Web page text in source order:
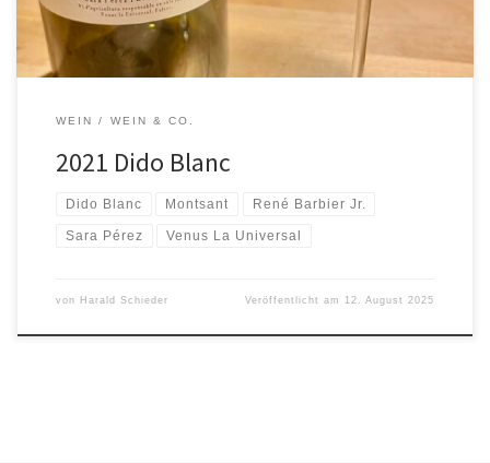
WEIN WEIN & CO.
2021 Dido Blanc
Dido Blanc Montsant René Barbier Jr.
Sara Pérez Venus La Universal
von Harald Schieder Veröffentlicht am 12. August 2025